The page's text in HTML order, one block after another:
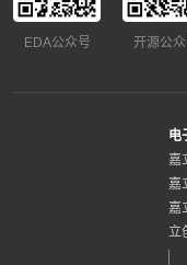
EDA公众号 开源公
电
嘉
嘉
嘉
立